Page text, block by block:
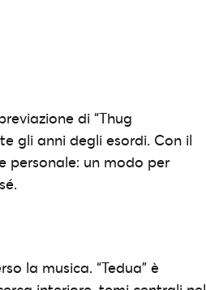
di “Thug
gli anni degli esordi. Con il
personale: un modo per
la musica. “Tedua” è